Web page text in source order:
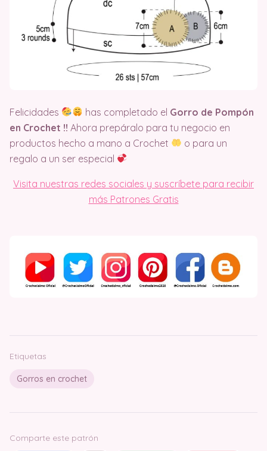
Felicidades has completado el Gorro de Pompón
en Crochet !! Ahora prepáralo para tu negocio en
productos hecho a mano a Crochet
o para un
regalo a un ser especial
Visita nuestras redes sociales y suscríbete para recibir
más Patrones Gratis
Etiquetas
Gorros en crochet
Comparte este patrón